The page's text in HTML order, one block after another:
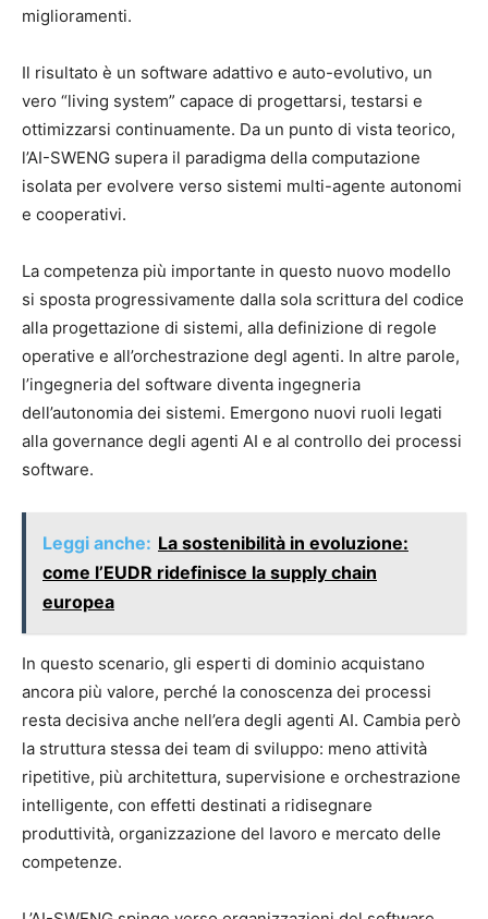
miglioramenti.
Il risultato è un software adattivo e auto-evolutivo, un
vero “living system” capace di progettarsi, testarsi e
ottimizzarsi continuamente. Da un punto di vista teorico,
l’AI-SWENG supera il paradigma della computazione
isolata per evolvere verso sistemi multi-agente autonomi
e cooperativi.
La competenza più importante in questo nuovo modello
si sposta progressivamente dalla sola scrittura del codice
alla progettazione di sistemi, alla definizione di regole
operative e all’orchestrazione degl agenti. In altre parole,
l’ingegneria del software diventa ingegneria
dell’autonomia dei sistemi. Emergono nuovi ruoli legati
alla governance degli agenti AI e al controllo dei processi
software.
Leggi anche: La sostenibilità in evoluzione:
come l’EUDR ridefinisce la supply chain
europea
In questo scenario, gli esperti di dominio acquistano
ancora più valore, perché la conoscenza dei processi
resta decisiva anche nell’era degli agenti AI. Cambia però
la struttura stessa dei team di sviluppo: meno attività
ripetitive, più architettura, supervisione e orchestrazione
intelligente, con effetti destinati a ridisegnare
produttività, organizzazione del lavoro e mercato delle
competenze.